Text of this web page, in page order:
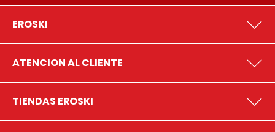
EROSKI
ATENCION AL CLIENTE
TIENDAS EROSKI